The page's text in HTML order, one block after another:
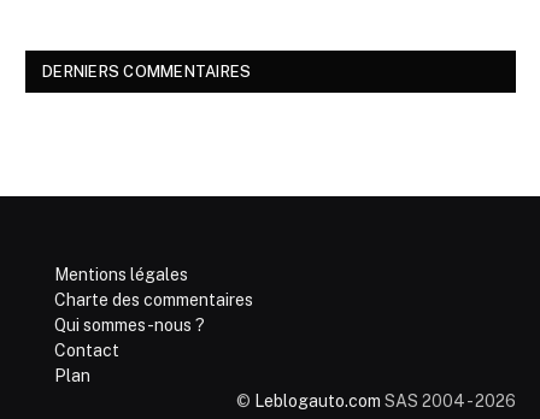
DERNIERS COMMENTAIRES
Mentions légales
Charte des commentaires
Qui sommes-nous ?
Contact
Plan
© Leblogauto.com SAS 2004 - 2026